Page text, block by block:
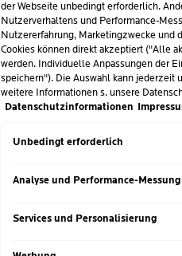
der Webseite unbedingt erforderlich.
Nutzerverhaltens und Performance-
Nutzererfahrung, Marketingzwecke und
Cookies können direkt akzeptiert ("Alle
werden. Individuelle Anpassungen der
speichern"). Die Auswahl kann jederzeit
weitere Informationen s. unsere
Datenschutzinformationen
Unbedingt erforderlich
Analyse und Performance-Messung
Services und Personalisierung